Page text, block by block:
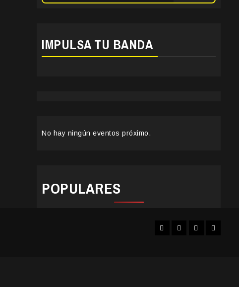
IMPULSA TU BANDA
No hay ningún eventos próximo.
POPULARES
FacebookInstagram
YouTubeTwitter